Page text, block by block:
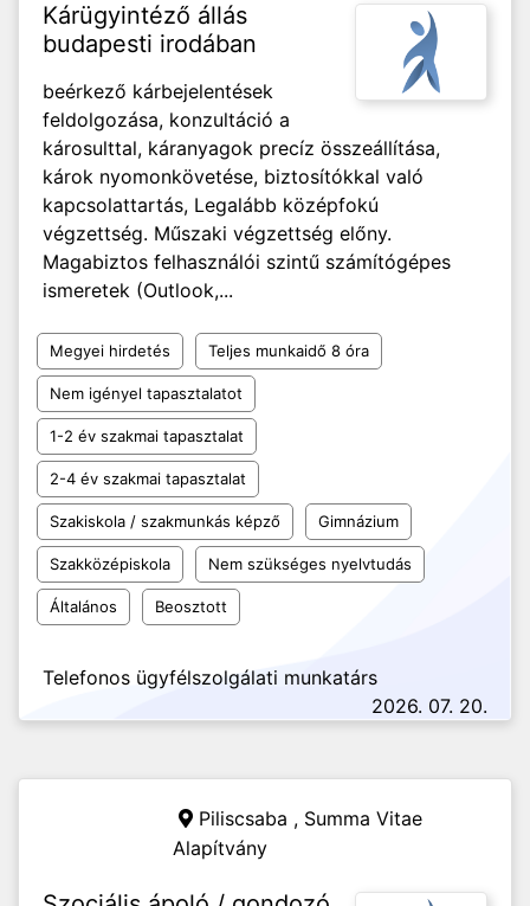
Kárügyintéző állás
budapesti irodában
beérkező kárbejelentések
feldolgozása, konzultáció a
károsulttal, káranyagok precíz összeállítása,
károk nyomonkövetése, biztosítókkal való
kapcsolattartás, Legalább középfokú
végzettség. Műszaki végzettség előny.
Magabiztos felhasználói szintű számítógépes
ismeretek (Outlook,...
Megyei hirdetés Teljes munkaidő 8 óra
Nem igényel tapasztalatot
1-2 év szakmai tapasztalat
2-4 év szakmai tapasztalat
Szakiskola / szakmunkás képző Gimnázium
Szakközépiskola Nem szükséges nyelvtudás
Általános Beosztott
Telefonos ügyfélszolgálati munkatárs
2026. 07. 20.
Piliscsaba , Summa Vitae
Alapítvány